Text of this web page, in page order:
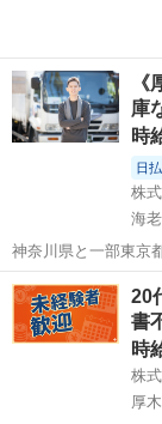
庫
時
日
株
海
神奈川県と一部東京
を、1日4～5件程を回収します。★
▼△ 月収例 △▼ 336,000円～
者：...
神奈川 厚木市
20
書
時
株
厚